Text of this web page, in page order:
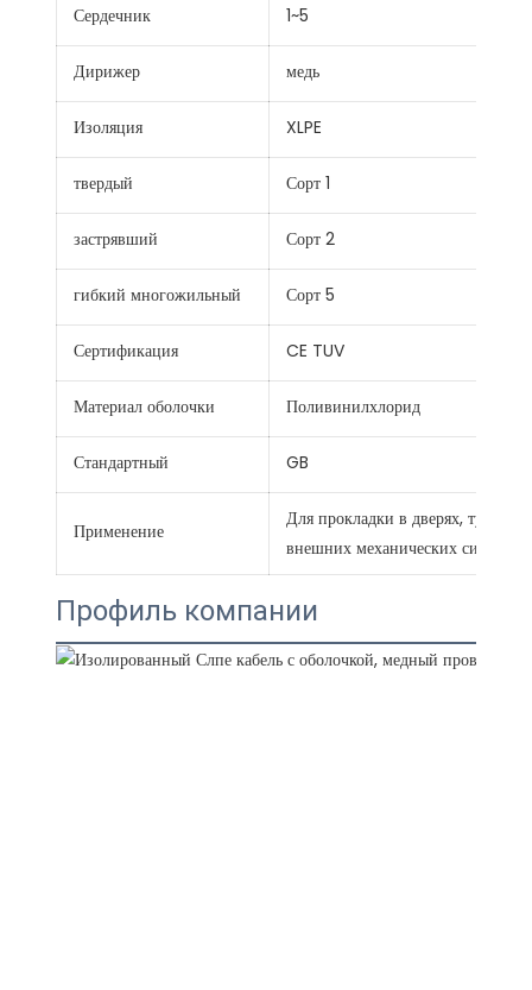
Сердечник 1~5
Дирижер медь
Изоляция XLPE
твердый Сорт 1
застрявший Сорт 2
гибкий многожильный Сорт 5
Сертификация CE TUV
Материал оболочки Поливинилхлорид
Стандартный GB
Применение
Для прокладки в дверях,
внешних механических сил.
Профиль компании